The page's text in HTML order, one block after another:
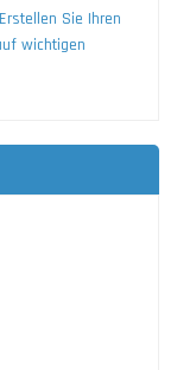
Sie Ihren
wichtigen